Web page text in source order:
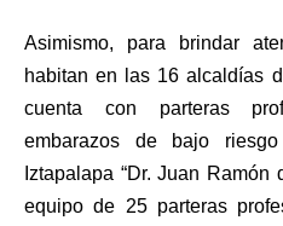
Asimismo, para brindar
habitan en las 16 alcaldías
cuenta con parteras
embarazos de bajo
Iztapalapa “Dr. Juan
equipo de 25 parteras